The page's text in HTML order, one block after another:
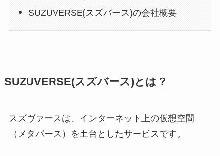
SUZUVERSE(スズバース)の会社概要
SUZUVERSE(スズバース)とは？
スズヴァースは、インターネット上の仮想空間
（メタバース）を土台としたサービスです。